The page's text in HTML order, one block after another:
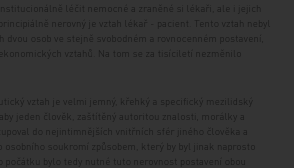
léčit nemocné a zraněné si lékaři, ale i jejich
nerovný je vztah lékař - pacient. Tento vztah nebyl
dvou osob ve stejně svobodném a rovnocenném postavení,
vztahů. Na tom se za tisíciletí nezměnilo
vztah je velmi jemný, křehký a specifický mezilidský
jeden člověk, zaštítěný autoritou znalosti, morálky a
do nejintimnějších vnitřních sfér jiného člověka a
soukromí způsobem, který by byl jinak naprosto
počátku bylo tedy nutné tuto nerovnost postavení obou